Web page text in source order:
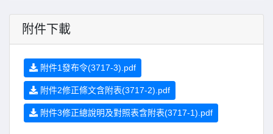
附件下載
附件1發布令(3717-3).pdf
附件2修正條文含附表(3717-2).pdf
附件3修正總說明及對照表含附表(3717-1).pdf